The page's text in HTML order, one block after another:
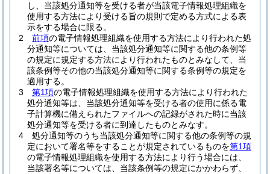
し、当該処分通知等を受ける者が当該電子情報処理組織を
使用する方法により受ける旨の規則で定める方式による表
示をする場合に限る。
2
前項の電子情報処理組織を使用する方法により行われた処
分通知等については、当該処分通知等に関する他の条例等
の規定に規定する方法により行われたものとみなして、当
該条例等その他の当該処分通知等に関する条例等の規定を
適用する。
3
第1項の電子情報処理組織を使用する方法により行われた
処分通知等は、当該処分通知等を受ける者の使用に係る電
子計算機に備えられたファイルへの記録がされた時に当該
処分通知等を受ける者に到達したものとみなす。
4
処分通知等のうち当該処分通知等に関する他の条例等の規
定において署名等をすることが規定されているものを第1項
の電子情報処理組織を使用する方法により行う場合には、
当該署名等については、当該条例等の規定にかかわらず、